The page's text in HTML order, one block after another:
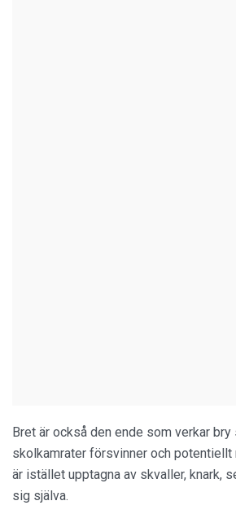
Bret är också den ende som verkar
skolkamrater försvinner och potentiellt
är istället upptagna av skvaller, knark,
sig själva.